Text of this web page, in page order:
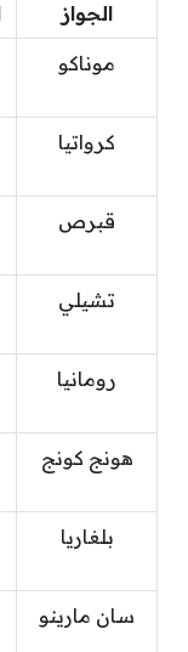
الجواز
موناكو
كرواتيا
قبرص
تشيلي
رومانيا
هونج كونج
بلغاريا
سان مارينو